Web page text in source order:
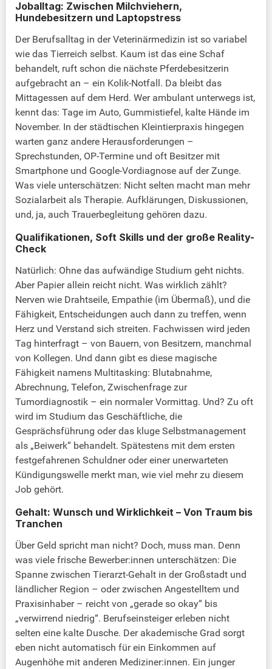
Joballtag: Zwischen Milchviehern,
Hundebesitzern und Laptopstress
Der Berufsalltag in der Veterinärmedizin ist so variabel
wie das Tierreich selbst. Kaum ist das eine Schaf
behandelt, ruft schon die nächste Pferdebesitzerin
aufgebracht an – ein Kolik-Notfall. Da bleibt das
Mittagessen auf dem Herd. Wer ambulant unterwegs ist,
kennt das: Tage im Auto, Gummistiefel, kalte Hände im
November. In der städtischen Kleintierpraxis hingegen
warten ganz andere Herausforderungen –
Sprechstunden, OP-Termine und oft Besitzer mit
Smartphone und Google-Vordiagnose auf der Zunge.
Was viele unterschätzen: Nicht selten macht man mehr
Sozialarbeit als Therapie. Aufklärungen, Diskussionen,
und, ja, auch Trauerbegleitung gehören dazu.
Qualifikationen, Soft Skills und der große Reality-
Check
Natürlich: Ohne das aufwändige Studium geht nichts.
Aber Papier allein reicht nicht. Was wirklich zählt?
Nerven wie Drahtseile, Empathie (im Übermaß), und die
Fähigkeit, Entscheidungen auch dann zu treffen, wenn
Herz und Verstand sich streiten. Fachwissen wird jeden
Tag hinterfragt – von Bauern, von Besitzern, manchmal
von Kollegen. Und dann gibt es diese magische
Fähigkeit namens Multitasking: Blutabnahme,
Abrechnung, Telefon, Zwischenfrage zur
Tumordiagnostik – ein normaler Vormittag. Und? Zu oft
wird im Studium das Geschäftliche, die
Gesprächsführung oder das kluge Selbstmanagement
als „Beiwerk“ behandelt. Spätestens mit dem ersten
festgefahrenen Schuldner oder einer unerwarteten
Kündigungswelle merkt man, wie viel mehr zu diesem
Job gehört.
Gehalt: Wunsch und Wirklichkeit – Von Traum bis
Tranchen
Über Geld spricht man nicht? Doch, muss man. Denn
was viele frische Bewerber:innen unterschätzen: Die
Spanne zwischen Tierarzt-Gehalt in der Großstadt und
ländlicher Region – oder zwischen Angestelltem und
Praxisinhaber – reicht von „gerade so okay“ bis
„verwirrend niedrig“. Berufseinsteiger erleben nicht
selten eine kalte Dusche. Der akademische Grad sorgt
eben nicht automatisch für ein Einkommen auf
Augenhöhe mit anderen Mediziner:innen. Ein junger